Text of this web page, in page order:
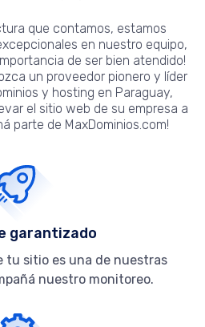
que contamos, estamos
en nuestro equipo,
de ser bien atendido!
un proveedor pionero y líder
y hosting en Paraguay,
el sitio web de su empresa a
parte de MaxDominios.com!
garantizado
tu sitio es una de nuestras
nuestro monitoreo.